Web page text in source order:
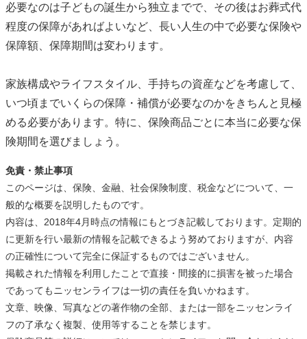
必要なのは子どもの誕生から独立までで、その後はお葬式代
程度の保障があればよいなど、長い人生の中で必要な保険や
保障額、保障期間は変わります。
家族構成やライフスタイル、手持ちの資産などを考慮して、
いつ頃までいくらの保障・補償が必要なのかをきちんと見極
める必要があります。特に、保険商品ごとに本当に必要な保
険期間を選びましょう。
免責・禁止事項
このページは、保険、金融、社会保険制度、税金などについて、一
般的な概要を説明したものです。
内容は、2018年4月時点の情報にもとづき記載しております。定期的
に更新を行い最新の情報を記載できるよう努めておりますが、内容
の正確性について完全に保証するものではございません。
掲載された情報を利用したことで直接・間接的に損害を被った場合
であってもニッセンライフは一切の責任を負いかねます。
文章、映像、写真などの著作物の全部、または一部をニッセンライ
フの了承なく複製、使用等することを禁じます。